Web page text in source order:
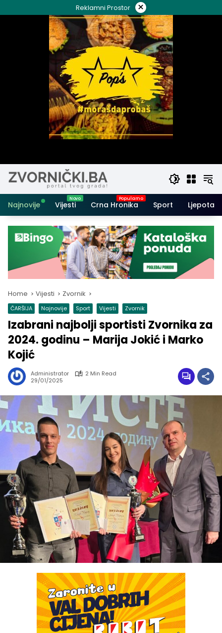
to
Reklamni Prostor ×
Najnovije Vijesti Crna Hronika Sport Ljepota i
Home Vijesti Zvornik
ČARŠIJA Najnovije Sport Vijesti Zvornik
Izabrani najbolji sportisti Zvornika za
2024. godinu – Marija Jokić i Marko
Kojić
Administrator
2 Min Read
29/01/2025